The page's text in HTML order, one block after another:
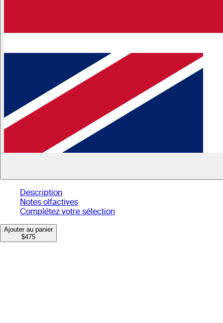
Description
Notes olfactives
Complétez votre sélection
Ajouter au panier
$475